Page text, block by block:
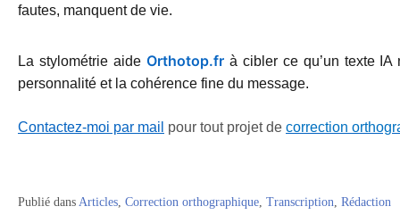
fautes, manquent de vie.
La stylométrie aide Orthotop.fr à cibler ce qu’un texte
personnalité et la cohérence fine du message.
Contactez-moi par mail pour tout projet de correction
Publié dans Articles, Correction orthographique, Transcription, Rédaction